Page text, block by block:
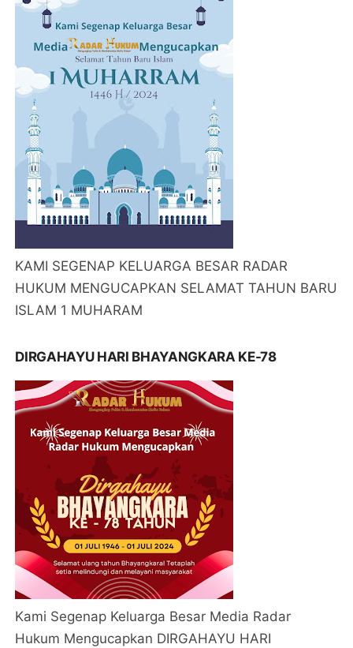
KAMI SEGENAP KELUARGA BESAR RADAR
HUKUM MENGUCAPKAN SELAMAT TAHUN BARU
ISLAM 1 MUHARAM
DIRGAHAYU HARI BHAYANGKARA KE-78
Kami Segenap Keluarga Besar Media Radar
Hukum Mengucapkan DIRGAHAYU HARI